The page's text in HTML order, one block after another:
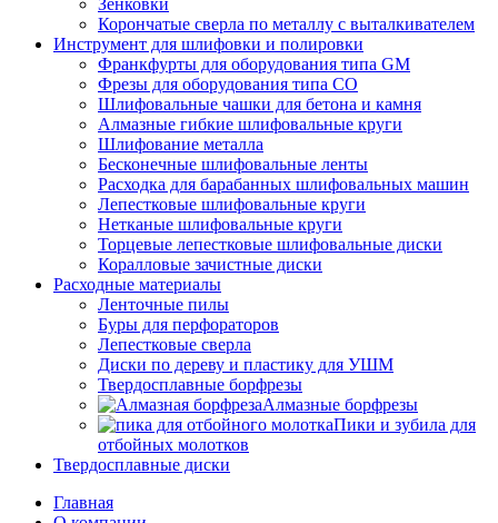
Корончатые сверла по металлу c выталкивателем
Инструмент для шлифовки и полировки
Франкфурты для оборудования типа GM
Фрезы для оборудования типа СО
Шлифовальные чашки для бетона и камня
Алмазные гибкие шлифовальные круги
Шлифование металла
Бесконечные шлифовальные ленты
Расходка для барабанных шлифовальных машин
Лепестковые шлифовальные круги
Нетканые шлифовальные круги
Торцевые лепестковые шлифовальные диски
Коралловые зачистные диски
Расходные материалы
Ленточные пилы
Буры для перфораторов
Лепестковые сверла
Диски по дереву и пластику для УШМ
Твердосплавные борфрезы
Алмазные борфрезы
Пики и зубила для
отбойных молотков
Твердосплавные диски
Главная